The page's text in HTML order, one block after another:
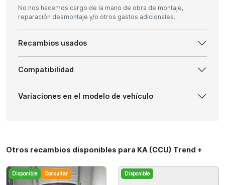
No nos hacemos cargo de la mano de obra de montaje,
reparación desmontaje y/o otros gastos adicionales.
Recambios usados
Compatibilidad
Variaciones en el modelo de vehículo
Otros recambios disponibles para KA (CCU) Trend +
Disponible Consultar Disponible